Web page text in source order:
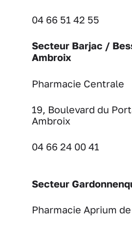
04 66 51 42 55
Secteur Barjac /
Ambroix
Pharmacie Centrale
19, Boulevard du
Ambroix
04 66 24 00 41
Secteur
Pharmacie Aprium